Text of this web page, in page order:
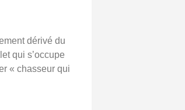
dérivé du
qui s’occupe
« chasseur qui